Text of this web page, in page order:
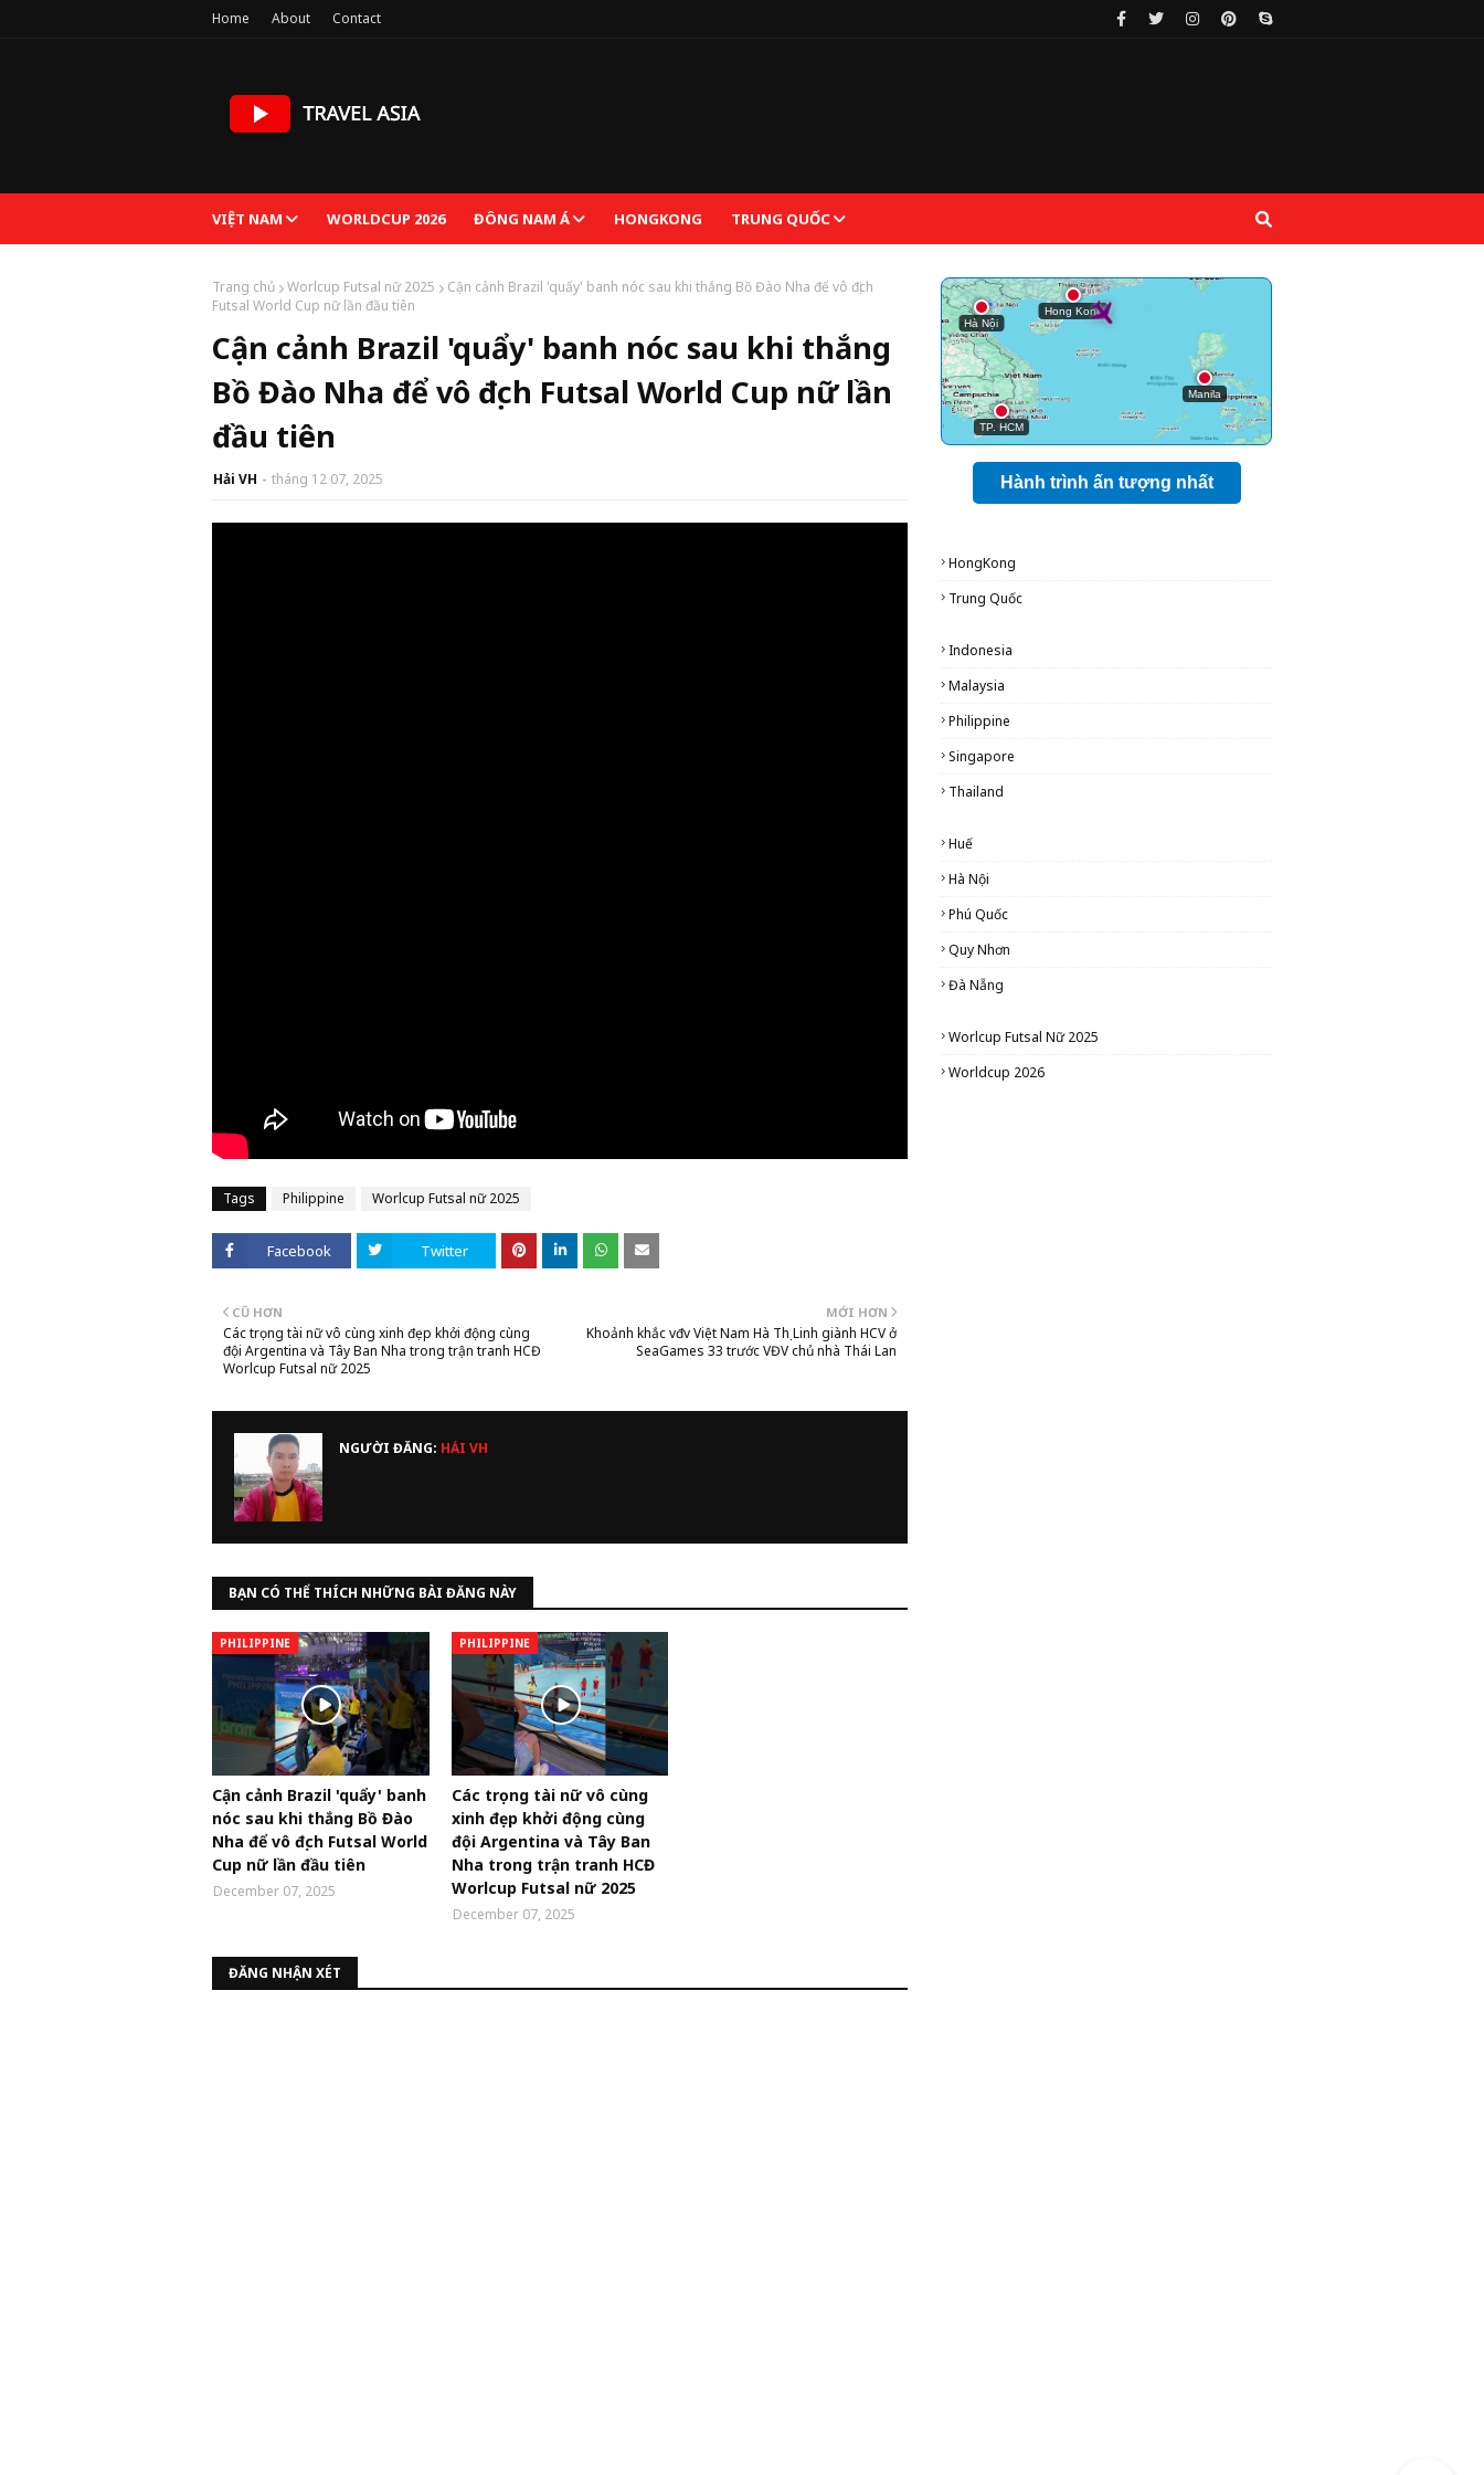
Home About Contact
VIỆT NAM WORLDCUP 2026 ĐÔNG NAM Á HONGKONG TRUNG QUỐC
Trang chủ Worlcup Futsal nữ 2025
Cận cảnh Brazil 'quẩy' banh nóc sau khi thắng Bồ Đào Nha để vô địch
Futsal World Cup nữ lần đầu tiên
Cận cảnh Brazil 'quẩy' banh nóc sau khi thắng
Bồ Đào Nha để vô địch Futsal World Cup nữ lần
đầu tiên
Hải VH tháng 12 07, 2025
Tags Philippine Worlcup Futsal nữ 2025
Facebook Twitter
MỚI HƠN
Khoảnh khắc vđv Việt Nam Hà Thị Linh giành HCV ở
SeaGames 33 trước VĐV chủ nhà Thái Lan
CŨ HƠN
Các trọng tài nữ vô cùng xinh đẹp khởi động cùng
đội Argentina và Tây Ban Nha trong trận tranh HCĐ
Worlcup Futsal nữ 2025
NGƯỜI ĐĂNG: HẢI VH
BẠN CÓ THỂ THÍCH NHỮNG BÀI ĐĂNG NÀY
PHILIPPINE
Cận cảnh Brazil 'quẩy' banh
nóc sau khi thắng Bồ Đào
Nha để vô địch Futsal World
Cup nữ lần đầu tiên
December 07, 2025
PHILIPPINE
Các trọng tài nữ vô cùng
xinh đẹp khởi động cùng
đội Argentina và Tây Ban
Nha trong trận tranh HCĐ
Worlcup Futsal nữ 2025
December 07, 2025
ĐĂNG NHẬN XÉT
Hành trình ấn tượng nhất
HongKong
Trung Quốc
Indonesia
Malaysia
Philippine
Singapore
Thailand
Huế
Hà Nội
Phú Quốc
Quy Nhơn
Đà Nẵng
Worlcup Futsal Nữ 2025
Worldcup 2026